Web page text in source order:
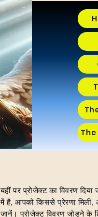
यहीं पर प्रोजेक्ट का विवरण
में है, आपको किससे प्रेरणा
जानें। प्रोजेक्ट विवरण जोड़ने के